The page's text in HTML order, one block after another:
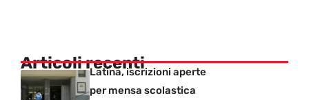
Articoli recentiLatina, iscrizioni aperte
per mensa scolastica